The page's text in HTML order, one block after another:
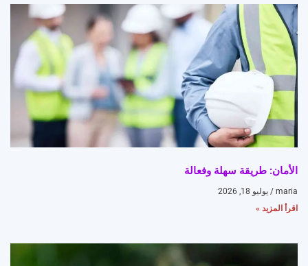
الأمان: طريقة سهلة وفعالة
maria
يوليو 18, 2026
اقرأ المزيد »